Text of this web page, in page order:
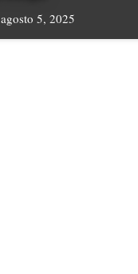
agosto 5, 2025